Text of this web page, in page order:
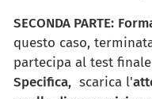
SECONDA PARTE:
questo caso,
partecipa al test finale
Specifica, scarica l'